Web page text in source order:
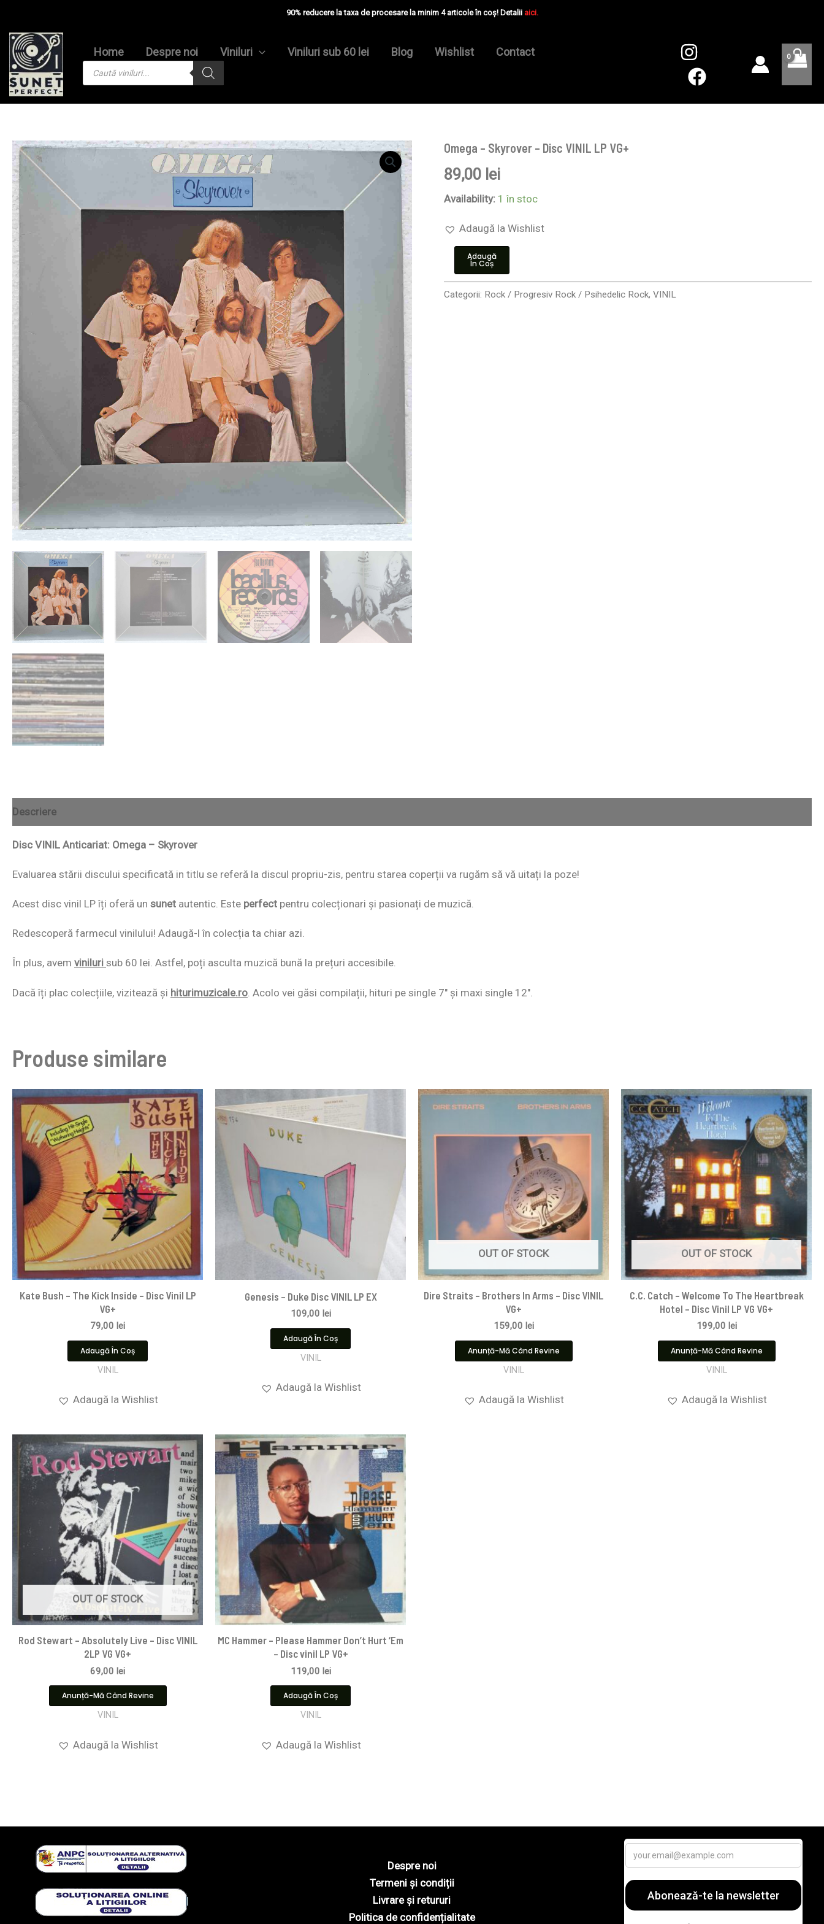
content
90% reducere la taxa de procesare la minim 4 articole în coș! Detalii aici.
Home Despre noi Viniluri Viniluri sub 60 lei Blog Wishlist Contact
search
Omega – Skyrover – Disc VINIL LP VG+
89,00 lei
Availability: 1 în stoc
Adaugă la Wishlist
Cantitate
Omega
–
Skyrover
-
LP
VG+
Adaugă
În Coș
Categorii: Rock / Progresiv Rock / Psihedelic Rock,VINIL
Descriere
Disc VINIL Anticariat: Omega – Skyrover
Evaluarea stării discului specificată in titlu se referă la discul propriu-zis, pentru starea coperții va rugăm să vă uitați la poze!
Acest disc vinil LP îți oferă un sunet autentic. Este perfect pentru colecționari și pasionați de muzică.
Redescoperă farmecul vinilului! Adaugă-l în colecția ta chiar azi.
În plus, avem viniluri sub 60 lei. Astfel, poți asculta muzică bună la prețuri accesibile.
Dacă îți plac colecțiile, vizitează și hiturimuzicale.ro . Acolo vei găsi compilații, hituri pe single 7″ și maxi single 12″.
Produse similare
Kate Bush – The Kick Inside – Disc Vinil LP
VG+
79,00 lei
Adaugă În Coș
VINIL
Adaugă la Wishlist
Genesis – Duke Disc VINIL LP EX
109,00 lei
Adaugă În Coș
VINIL
Adaugă la Wishlist
OUT OF STOCK
Dire Straits ‎– Brothers In Arms – Disc VINIL
VG+
159,00 lei
Anunță-Mă Când Revine
VINIL
Adaugă la Wishlist
OUT OF STOCK
C.C. Catch – Welcome To The Heartbreak
Hotel – Disc Vinil LP VG VG+
199,00 lei
Anunță-Mă Când Revine
VINIL
Adaugă la Wishlist
OUT OF STOCK
Rod Stewart – Absolutely Live – Disc VINIL
2LP VG VG+
69,00 lei
Anunță-Mă Când Revine
VINIL
Adaugă la Wishlist
MC Hammer – Please Hammer Don’t Hurt ‘Em
– Disc vinil LP VG+
119,00 lei
Adaugă În Coș
VINIL
Adaugă la Wishlist
Despre noi
Termeni și condiții
Livrare și retururi
Politica de confidențialitate
VG+